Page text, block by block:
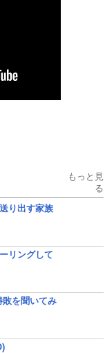
もっと見
る
り出す家族
リングして
敗を聞いてみ